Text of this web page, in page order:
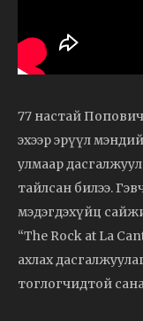
77 настай
эхээр эрүүл
улмаар
тайлсан билээ.
мэдэгдэхүйц
“The Rock at La
ахлах
тоглогчидтой